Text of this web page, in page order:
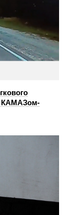
КАМАЗом-